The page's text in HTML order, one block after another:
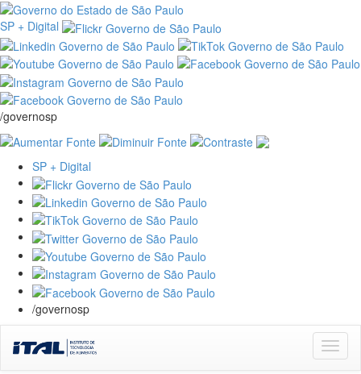
SP + Digital
/governosp
SP + Digital
/governosp
navigation